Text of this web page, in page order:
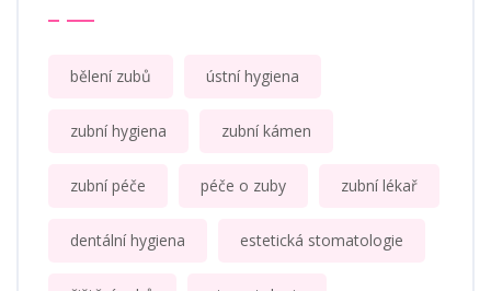
bělení zubů ústní hygiena
zubní hygiena zubní kámen
zubní péče péče o zuby zubní lékař
dentální hygiena estetická stomatologie